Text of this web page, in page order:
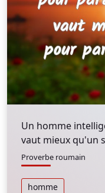
Un homme
vaut mieux qu'un
Proverbe roumain
homme